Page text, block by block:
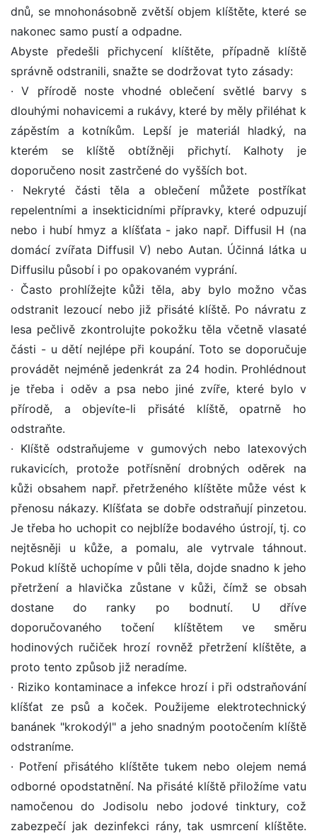
dnů, se mnohonásobně zvětší objem klíštěte, které se
nakonec samo pustí a odpadne.
Abyste předešli přichycení klíštěte, případně klíště
správně odstranili, snažte se dodržovat tyto zásady:
· V přírodě noste vhodné oblečení světlé barvy s
dlouhými nohavicemi a rukávy, které by měly přiléhat k
zápěstím a kotníkům. Lepší je materiál hladký, na
kterém se klíště obtížněji přichytí. Kalhoty je
doporučeno nosit zastrčené do vyšších bot.
· Nekryté části těla a oblečení můžete postříkat
repelentními a insekticidními přípravky, které odpuzují
nebo i hubí hmyz a klíšťata - jako např. Diffusil H (na
domácí zvířata Diffusil V) nebo Autan. Účinná látka u
Diffusilu působí i po opakovaném vyprání.
· Často prohlížejte kůži těla, aby bylo možno včas
odstranit lezoucí nebo již přisáté klíště. Po návratu z
lesa pečlivě zkontrolujte pokožku těla včetně vlasaté
části - u dětí nejlépe při koupání. Toto se doporučuje
provádět nejméně jedenkrát za 24 hodin. Prohlédnout
je třeba i oděv a psa nebo jiné zvíře, které bylo v
přírodě, a objevíte-li přisáté klíště, opatrně ho
odstraňte.
· Klíště odstraňujeme v gumových nebo latexových
rukavicích, protože potřísnění drobných oděrek na
kůži obsahem např. přetrženého klíštěte může vést k
přenosu nákazy. Klíšťata se dobře odstraňují pinzetou.
Je třeba ho uchopit co nejblíže bodavého ústrojí, tj. co
nejtěsněji u kůže, a pomalu, ale vytrvale táhnout.
Pokud klíště uchopíme v půli těla, dojde snadno k jeho
přetržení a hlavička zůstane v kůži, čímž se obsah
dostane do ranky po bodnutí. U dříve
doporučovaného točení klíštětem ve směru
hodinových ručiček hrozí rovněž přetržení klíštěte, a
proto tento způsob již neradíme.
· Riziko kontaminace a infekce hrozí i při odstraňování
klíšťat ze psů a koček. Použijeme elektrotechnický
banánek "krokodýl" a jeho snadným pootočením klíště
odstraníme.
· Potření přisátého klíštěte tukem nebo olejem nemá
odborné opodstatnění. Na přisáté klíště přiložíme vatu
namočenou do Jodisolu nebo jodové tinktury, což
zabezpečí jak dezinfekci rány, tak usmrcení klíštěte.